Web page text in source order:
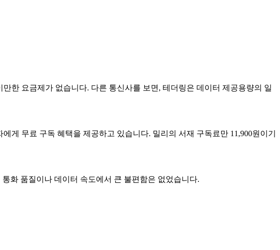
한 요금제가 없습니다. 다른 통신사를 보면, 테더링은 데이터 제공용량의 일
무료 구독 혜택을 제공하고 있습니다. 밀리의 서재 구독료만 11,900원이기
화 품질이나 데이터 속도에서 큰 불편함은 없었습니다.